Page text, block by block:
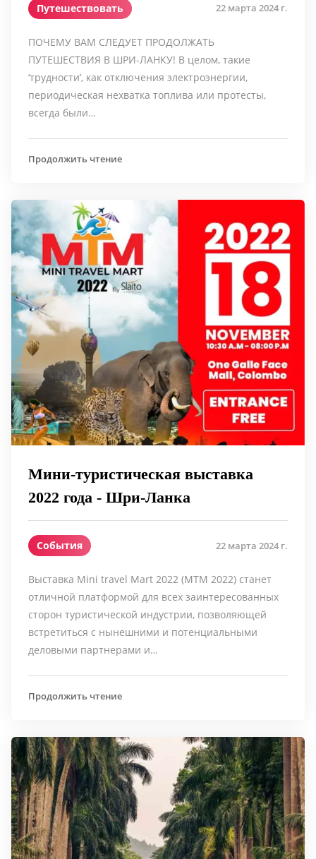
Путешествовать 22 марта 2024 г.
ПОЧЕМУ ВАМ СЛЕДУЕТ ПРОДОЛЖАТЬ
ПУТЕШЕСТВИЯ В ШРИ-ЛАНКУ! В целом, такие
‘трудности’, как отключения электроэнергии,
периодическая нехватка топлива или протесты,
всегда были…
Продолжить чтение
Мини-туристическая выставка
2022 года - Шри-Ланка
События 22 марта 2024 г.
Выставка Mini travel Mart 2022 (MTM 2022) станет
отличной платформой для всех заинтересованных
сторон туристической индустрии, позволяющей
встретиться с нынешними и потенциальными
деловыми партнерами и…
Продолжить чтение